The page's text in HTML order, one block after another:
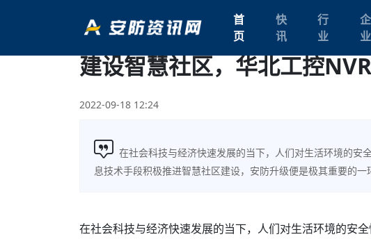
首
页
快
讯
行
业
企
业
建设智慧社区，华北工控
2022-09-18 12:24
在社会科技与经济快速发展的当下，人们对生活环境的安
息技术手段积极推进智慧社区建设，安防升级便是极其重要的一
在社会科技与经济快速发展的当下，人们对生活环境的安